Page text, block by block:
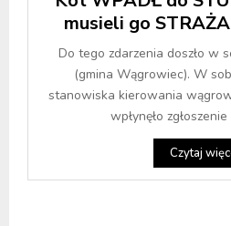
musieli go
Do tego zdarzenia doszło w
(gmina Wągrowiec). W
stanowiska kierowania
wpłynęło
Czytaj